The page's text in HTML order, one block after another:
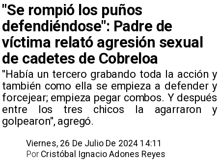
"Se rompió los puños
defendiéndose": Padre de
víctima relató agresión sexual
de cadetes de Cobreloa
"Había un tercero grabando toda la acción y
también como ella se empieza a defender y
forcejear; empieza pegar combos. Y después
entre los tres chicos la agarraron y
golpearon", agregó.
Viernes, 26 De Julio De 2024 14:11
Cristóbal Ignacio Adones Reyes
Por